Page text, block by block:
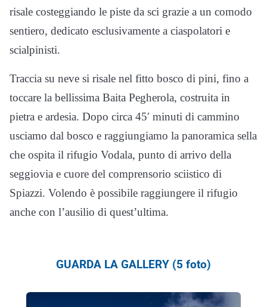
risale costeggiando le piste da sci grazie a un comodo
sentiero, dedicato esclusivamente a ciaspolatori e
scialpinisti.
Traccia su neve si risale nel fitto bosco di pini, fino a
toccare la bellissima Baita Pegherola, costruita in
pietra e ardesia. Dopo circa 45′ minuti di cammino
usciamo dal bosco e raggiungiamo la panoramica sella
che ospita il rifugio Vodala, punto di arrivo della
seggiovia e cuore del comprensorio sciistico di
Spiazzi. Volendo è possibile raggiungere il rifugio
anche con l’ausilio di quest’ultima.
GUARDA LA GALLERY (5 foto)